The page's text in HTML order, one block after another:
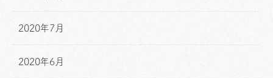
2020年7月
2020年6月